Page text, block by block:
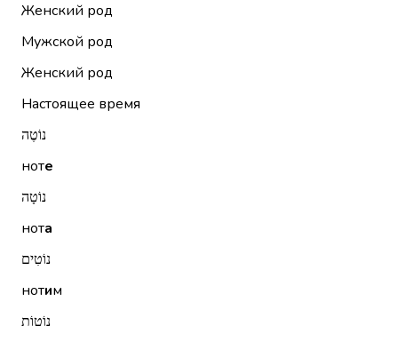
Женский род
Мужской род
Женский род
Настоящее время
נוֹטֶה
ноте
נוֹטָה
нота
נוֹטִים
нотим
נוֹטוֹת